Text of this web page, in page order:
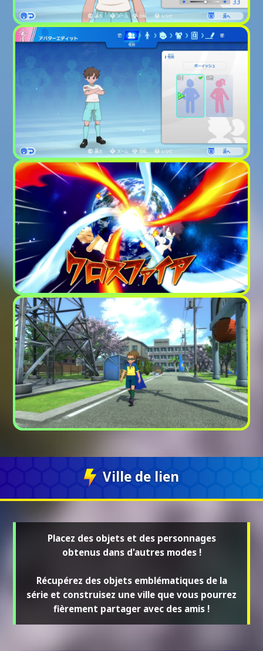
Ville de lien
Placez des objets et des personnages
obtenus dans d'autres modes !
Récupérez des objets emblématiques de la
série et construisez une ville que vous pourrez
fièrement partager avec des amis !